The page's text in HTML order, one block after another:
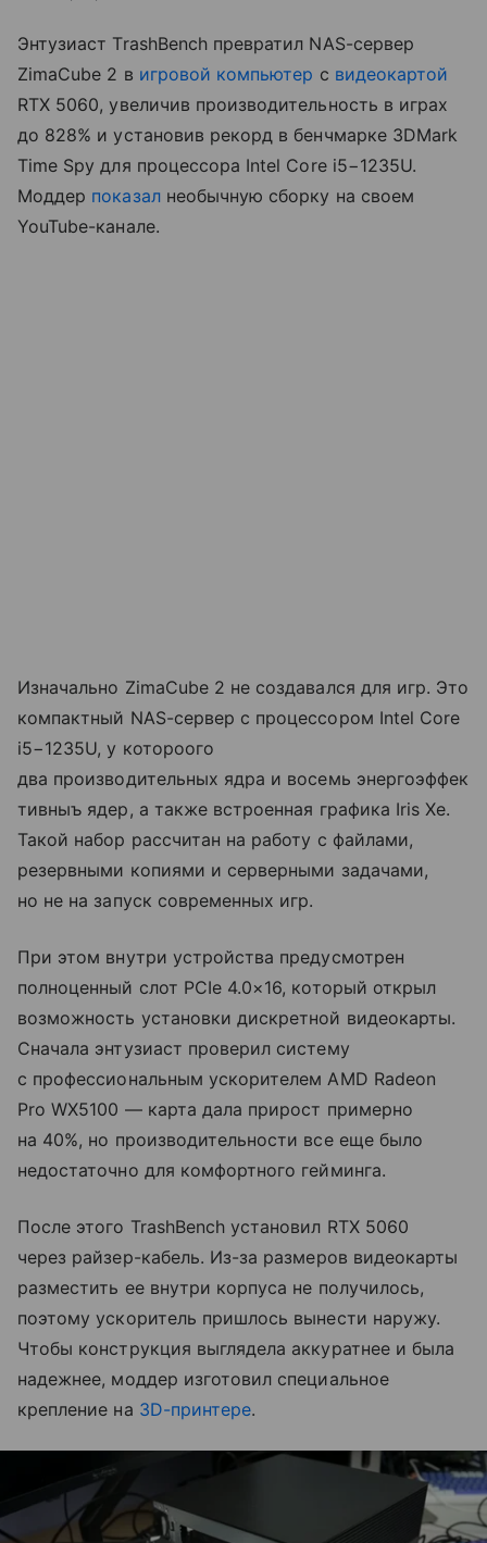
Энтузиаст TrashBench превратил NAS-сервер
ZimaCube 2 в игровой компьютер с видеокартой
RTX 5060, увеличив производительность в играх
до 828% и установив рекорд в бенчмарке 3DMark
Time Spy для процессора Intel Core i5−1235U.
Моддер показалнеобычную сборку на своем
YouTube-канале.
Изначально ZimaCube 2 не создавался для игр. Это
компактный NAS-сервер с процессором Intel Core
i5−1235U, у котороого
два производительных ядра и восемь энергоэффек
тивныъ ядер, а также встроенная графика Iris Xe.
Такой набор рассчитан на работу с файлами,
резервными копиями и серверными задачами,
но не на запуск современных игр.
При этом внутри устройства предусмотрен
полноценный слот PCIe 4.0×16, который открыл
возможность установки дискретной видеокарты.
Сначала энтузиаст проверил систему
с профессиональным ускорителем AMD Radeon
Pro WX5100 — карта дала прирост примерно
на 40%, но производительности все еще было
недостаточно для комфортного гейминга.
После этого TrashBench установил RTX 5060
через райзер-кабель. Из-за размеров видеокарты
разместить ее внутри корпуса не получилось,
поэтому ускоритель пришлось вынести наружу.
Чтобы конструкция выглядела аккуратнее и была
надежнее, моддер изготовил специальное
крепление на 3D-принтере.